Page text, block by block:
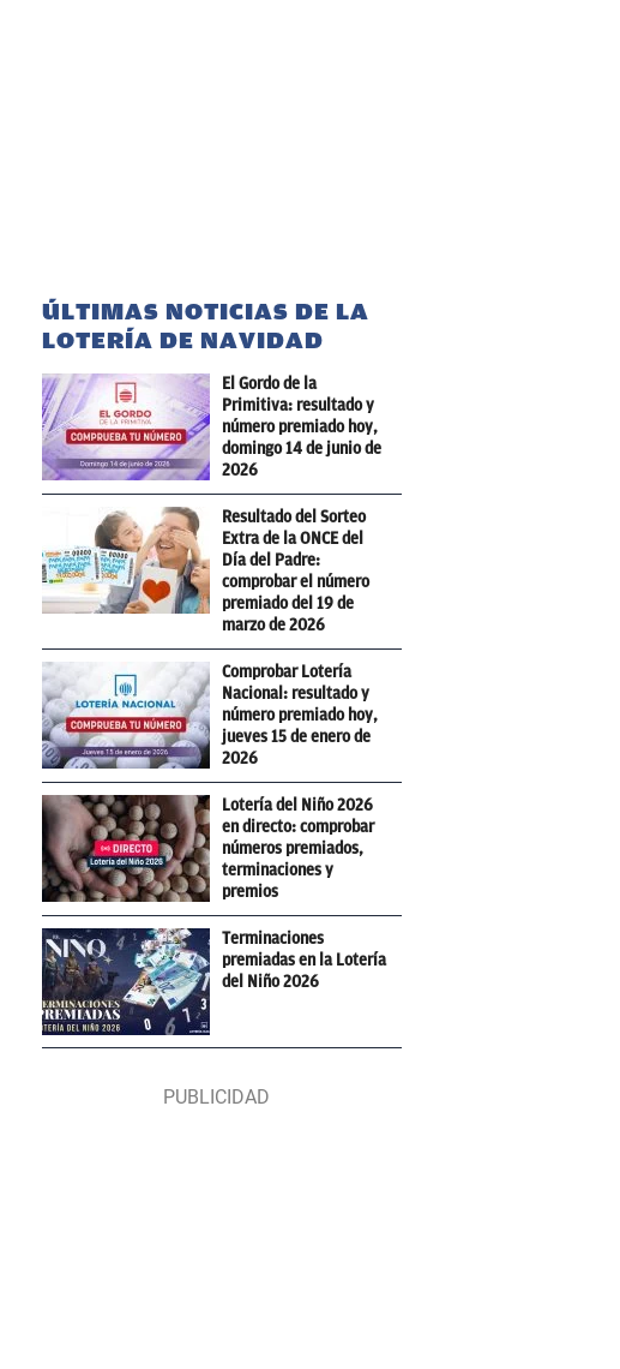
ÚLTIMAS NOTICIAS DE LA
LOTERÍA DE NAVIDAD
El Gordo de la
Primitiva: resultado y
número premiado hoy,
domingo 14 de junio de
2026
Resultado del Sorteo
Extra de la ONCE del
Día del Padre:
comprobar el número
premiado del 19 de
marzo de 2026
Comprobar Lotería
Nacional: resultado y
número premiado hoy,
jueves 15 de enero de
2026
Lotería del Niño 2026
en directo: comprobar
números premiados,
terminaciones y
premios
Terminaciones
premiadas en la Lotería
del Niño 2026